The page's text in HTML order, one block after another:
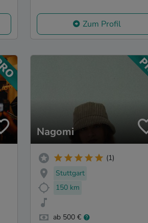
Zum Profil
Nagomi
(1)
Stuttgart
150 km
ab 500 €